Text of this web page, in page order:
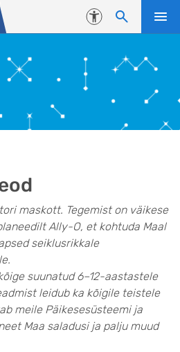
Juurdepääsetavus
maskott. Tegemist on väikese
Ally-O, et kohtuda Maal
seiklusrikkale
suunatud 6–12-aastastele
leidub ka kõigile teistele
meile Päikesesüsteemi ja
Maa saladusi ja palju muud